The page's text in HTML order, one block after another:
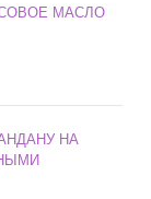
МАСЛО
НА